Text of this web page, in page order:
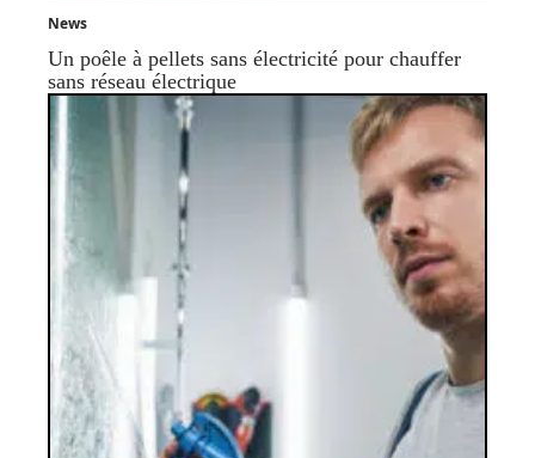
News
Un poêle à pellets sans électricité pour chauffer
sans réseau électrique